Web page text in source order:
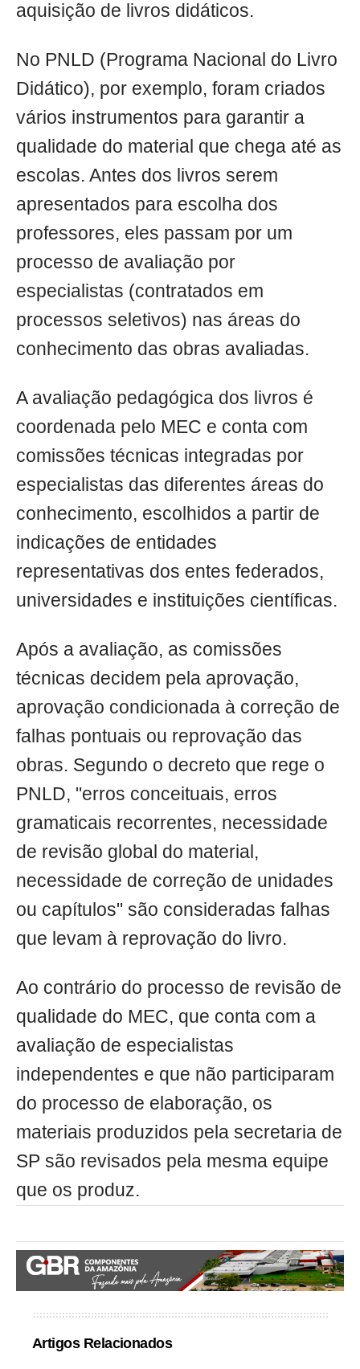
aquisição de livros didáticos.
No PNLD (Programa Nacional do Livro
Didático), por exemplo, foram criados
vários instrumentos para garantir a
qualidade do material que chega até as
escolas. Antes dos livros serem
apresentados para escolha dos
professores, eles passam por um
processo de avaliação por
especialistas (contratados em
processos seletivos) nas áreas do
conhecimento das obras avaliadas.
A avaliação pedagógica dos livros é
coordenada pelo MEC e conta com
comissões técnicas integradas por
especialistas das diferentes áreas do
conhecimento, escolhidos a partir de
indicações de entidades
representativas dos entes federados,
universidades e instituições científicas.
Após a avaliação, as comissões
técnicas decidem pela aprovação,
aprovação condicionada à correção de
falhas pontuais ou reprovação das
obras. Segundo o decreto que rege o
PNLD, "erros conceituais, erros
gramaticais recorrentes, necessidade
de revisão global do material,
necessidade de correção de unidades
ou capítulos" são consideradas falhas
que levam à reprovação do livro.
Ao contrário do processo de revisão de
qualidade do MEC, que conta com a
avaliação de especialistas
independentes e que não participaram
do processo de elaboração, os
materiais produzidos pela secretaria de
SP são revisados pela mesma equipe
que os produz.
Artigos Relacionados